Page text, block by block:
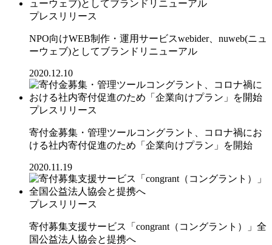
プレスリリース
NPO向けWEB制作・運用サービスwebider、nuweb(ニュ
ーウェブ)としてブランドリニューアル
2020.12.10
プレスリリース
寄付金募集・管理ツールコングラント、コロナ禍にお
ける社内寄付促進のため「企業向けプラン」を開始
2020.11.19
プレスリリース
寄付募集支援サービス「congrant（コングラント）」全
国公益法人協会と提携へ